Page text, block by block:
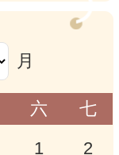
月
六 七
1 2